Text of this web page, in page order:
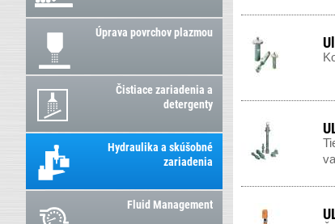
Úprava povrchov plazmou
Čistiace zariadenia a
detergenty
Hydraulika a skúšobné
zariadenia
Fluid Management